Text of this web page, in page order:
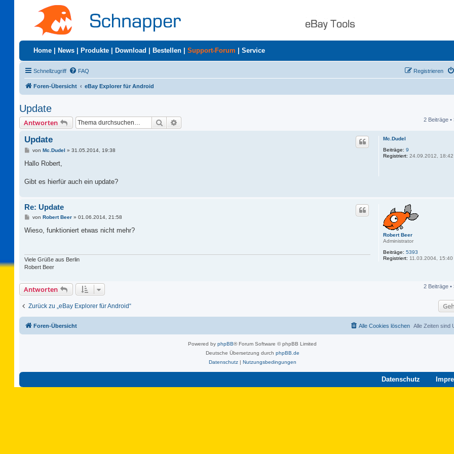
Home News Produkte Download Bestellen Support-Forum Service
Schnellzugriff FAQ Registrieren
Foren-Übersicht eBay Explorer für Android
Update
Antworten Suche 2 Beiträge •
Mc.Dudel
Beiträge: 9
Registriert: 24.09.2012, 18:42
Update
B
i
a
von Mc.Dudel » 31.05.2014, 19:38
Hallo Robert,
Gibt es hierfür auch ein update?
Robert Beer
Administrator
Beiträge: 5393
Registriert: 11.03.2004, 15:40
Re: Update
B
i
von Robert Beer» 01.06.2014, 21:58
Wieso, funktioniert etwas nicht mehr?
Viele Grüße aus Berlin
Robert Beer
Antworten 2 Beiträge •
Zurück zu „eBay Explorer für Android“
Foren-Übersicht Alle Zeiten sind
Alle Cookies löschen
Powered by phpBB® Forum Software © phpBB Limited
Deutsche Übersetzung durch phpBB.de
Datenschutz| Nutzungsbedingungen
Datenschutz